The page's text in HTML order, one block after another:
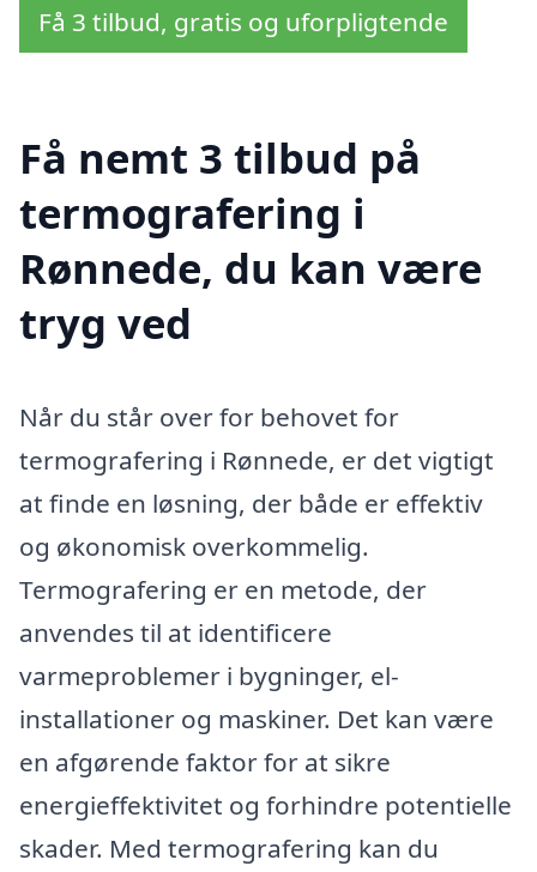
Få 3 tilbud, gratis og uforpligtende
Få nemt 3 tilbud på
termografering i
Rønnede, du kan være
tryg ved
Når du står over for behovet for
termografering i Rønnede, er det vigtigt
at finde en løsning, der både er effektiv
og økonomisk overkommelig.
Termografering er en metode, der
anvendes til at identificere
varmeproblemer i bygninger, el-
installationer og maskiner. Det kan være
en afgørende faktor for at sikre
energieffektivitet og forhindre potentielle
skader. Med termografering kan du